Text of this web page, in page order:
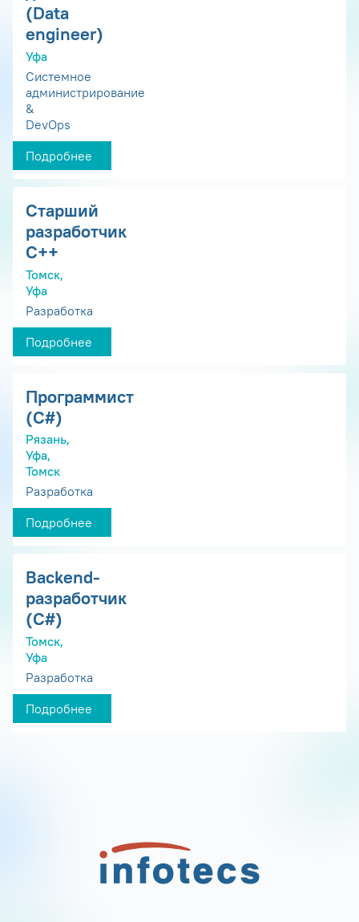
(Data
engineer)
Уфа
Системное
администрирование
&
DevOps
Подробнее
Старший
разработчик
С++
Томск,
Уфа
Разработка
Подробнее
Программист
(С#)
Рязань,
Уфа,
Томск
Разработка
Подробнее
Backend-
разработчик
(C#)
Томск,
Уфа
Разработка
Подробнее